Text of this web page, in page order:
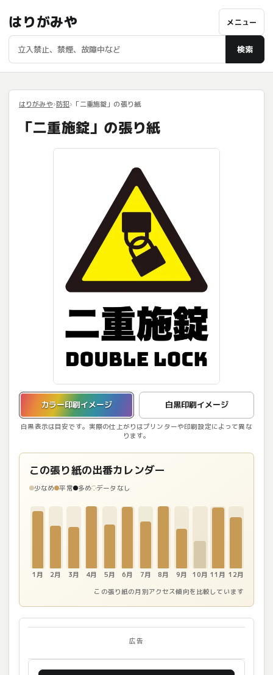
はりがみや
検索
メニュー
はりがみや 防犯 「二重施錠」の張り紙
「二重施錠」の張り紙
カラー印刷イメージ 白黒印刷イメージ
白黒表示は目安です。実際の仕上がりはプリンターや印刷設定によって異な
ります。
カラー印刷イメージを表示しています。
この張り紙の出番カレンダー
少なめ 平常 多め データなし
1月 2月 3月 4月 5月 6月 7月 8月 9月 10月 11月 12月
この張り紙の月別アクセス傾向を比較しています
広告